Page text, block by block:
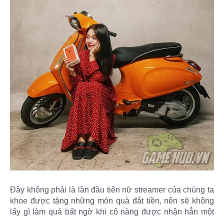
Đây không phải là lần đầu tiên nữ streamer của chúng ta
khoe được tặng những món quà đắt tiền, nên sẽ không
lấy gì làm quá bất ngờ khi cô nàng được nhận hẳn một